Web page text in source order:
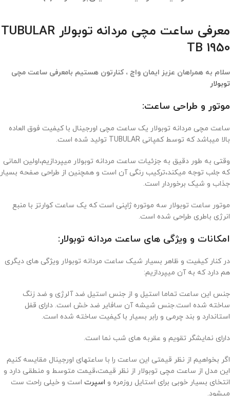
معرفی ساعت مچی مردانه توبولار TUBULAR
TB 1950
سلام به همراهان عزیز ایمان واچ ، کنارتون هستیم بامعرفی ساعت مچی
توبولار
موتور و طراحی ساعت:
ساعت مچی مردانه توبولار یک ساعت مچی اورجینال با کیفیت فوق العاده
بالا میباشد که توسط کمپانی TUBULAR تولید شده است.
وقتی به طور دقیق به جزئیات ساعت مردانه توبولار میپردازیم،اولین المانی
که جلب توجه میکند،ترکیب رنگی آن است و همچنین از طراحی صفحه بسیار
جذاب و شیک برخوردار است.
موتور ساعت توبولار سه موتوره ژاپنی است که یک ساعت کوارتز با منبع
انرژی باطری طراحی شده است.
امکانات و ویژگی های ساعت مردانه توبولار:
در کنار کیفیت و ظاهر بسیار شیک ساعت مردانه توبولار ویژگی های دیگری
هم دارد که به آن میپردازیم:
جنس این ساعت تماما استیل و از جنس استیل ضد آلرژی و ضد زنگ
ساخته شده است.جنس شیشه آن سافایر ضد خش است. دارای قفل
استاندارد و بند چرمی و رابر بسیار با کیفیت ساخته شده است.
دارای نمایشگر تقویم و عقربه های شب نما است.
اگر بخواهیم از نظر قیمتی این ساعت را با ساعتهای اورجینال مقایسه کنیم
این مدل از ساعت مچی توبولار از نظر قیمت،قیمت متوسط و منطقی دارد و
انتخای بسیار خوبی برای استایل روزمره و اسپرت است و خیلی راحت ست
میشود.